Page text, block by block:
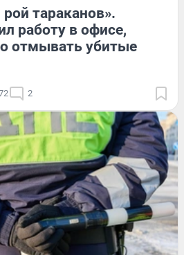
тараканов».
работу в офисе,
отмывать убитые
2